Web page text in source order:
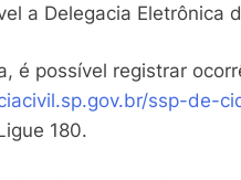
a Delegacia Eletrônica
é possível registrar
ssp-de-
180.